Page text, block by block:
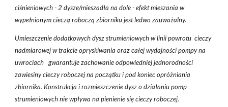
ciśnieniowych - 2 dysze/mieszadła na dole - efekt mieszania w
wypełnionym cieczą roboczą zbiorniku jest ledwo zauważalny.
Umieszczenie dodatkowych dysz strumieniowych w linii powrotu cieczy
nadmiarowej w trakcie opryskiwania oraz całej wydajności pompy na
uwrociach gwarantuje zachowanie odpowiedniej jednorodności
zawiesiny cieczy roboczej na początku i pod koniec opróżniania
zbiornika. Konstrukcja i rozmieszczenie dysz o działaniu pomp
strumieniowych nie wpływa na pienienie się cieczy roboczej.